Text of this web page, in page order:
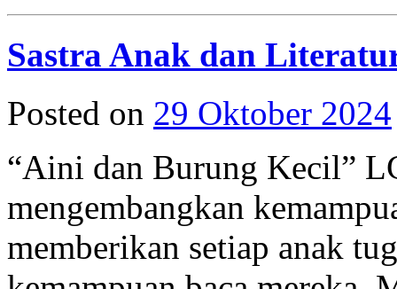
Sastra Anak dan
Posted on 29 Oktober 2024
“Aini dan Burung Kecil”
mengembangkan
memberikan setiap anak